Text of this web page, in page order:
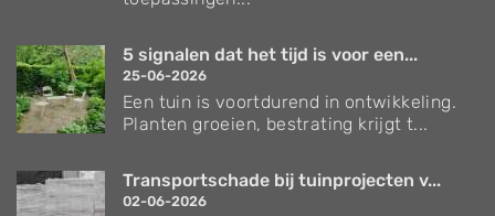
5 signalen dat het tijd is voor een...
25-06-2026
Een tuin is voortdurend in ontwikkeling.
Planten groeien, bestrating krijgt t...
Transportschade bij tuinprojecten v...
02-06-2026